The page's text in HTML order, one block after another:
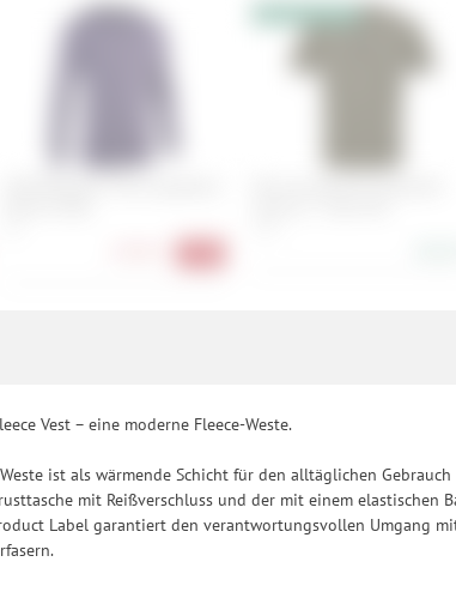
erteilen und jederzeit für die Zukunft widerrufen.
10% Extrarabatt
Vest – eine moderne Fleece-Weste.
ist als wärmende Schicht für den alltäglichen
mit Reißverschluss und der mit einem elastischen
Label garantiert den verantwortungsvollen Umgang